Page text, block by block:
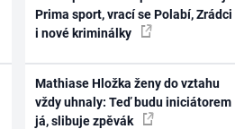
Prima sport, vrací se Polabí, Zrádci
i nové kriminálky
Mathiase Hložka ženy do vztahu
vždy uhnaly: Teď budu iniciátorem
já, slibuje zpěvák